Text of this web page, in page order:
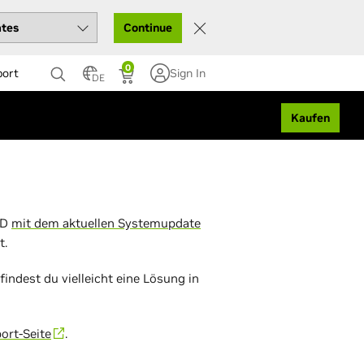
Continue
DE
0 Sign In
Kaufen
mit dem aktuellen Systemupdate
du vielleicht eine Lösung in
Seite .